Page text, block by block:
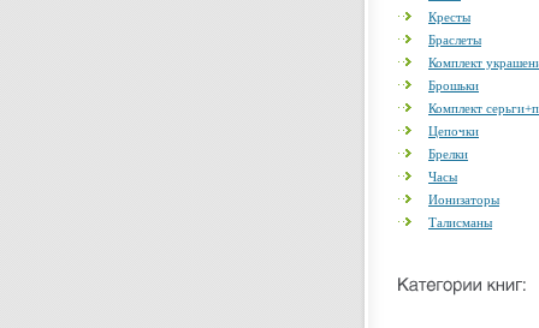
Кресты
Браслеты
Комплект
Брошьки
Комплект
Цепочки
Брелки
Часы
Ионизаторы
Талисманы